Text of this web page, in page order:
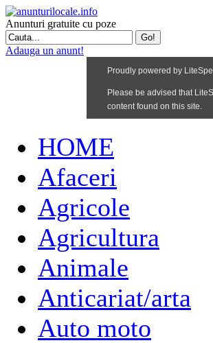
Anunturi gratuite cu poze
Adauga un anunt!
HOME
Afaceri
Agricole
Agricultura
Animale
Anticariat/arta
Auto moto